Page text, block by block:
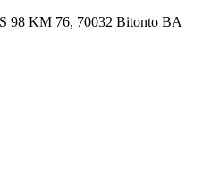
98 KM 76, 70032 Bitonto BA